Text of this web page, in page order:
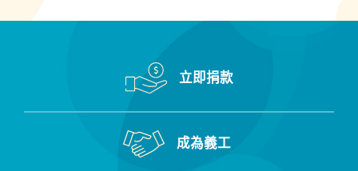
立即捐款
成為義工